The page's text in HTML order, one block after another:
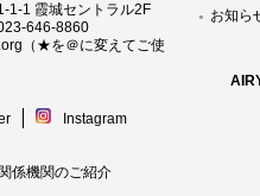
1-1 霞城セントラル2F
646-8860
（★を＠に変えてご使
Instagram
関係機関のご紹介
お知ら